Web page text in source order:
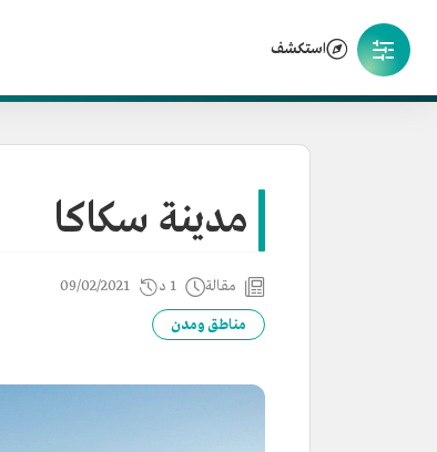
استكشف
مدينة سكاكا
مقالة 1 د 09/02/2021
مناطق ومدن